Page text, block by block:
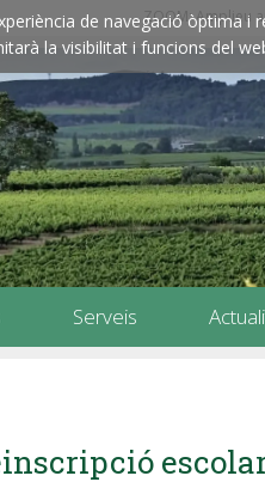
de navegació
la visibilitat i funcions del
ZOOM: Amplieu
Serveis